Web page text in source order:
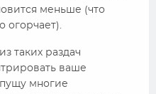
меньше (что
огорчает).
таких раздач
ваше
многие